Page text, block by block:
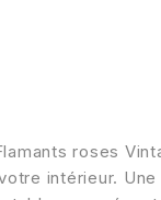
roses
intérieur.